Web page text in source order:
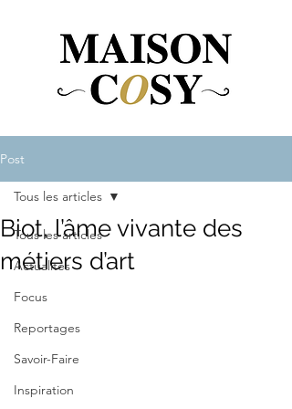
Post
Tous les articles
Actualités
Focus
Reportages
Savoir-Faire
Inspiration
Tous les articles
Biot, l’âme vivante des
métiers d’art